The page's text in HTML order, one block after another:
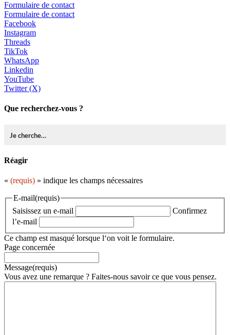
Formulaire de contact
Formulaire de contact
Facebook
Instagram
Threads
TikTok
WhatsApp
Linkedin
YouTube
Twitter (X)
Que recherchez-vous ?
Réagir
« (requis) » indique les champs nécessaires
E-mail(requis)
Saisissez un e-mail
Confirmez
l’e-mail
Ce champ est masqué lorsque l‘on voit le formulaire.
Page concernée
Message(requis)
Vous avez une remarque ? Faites-nous savoir ce que vous pensez.